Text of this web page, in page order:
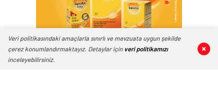
0 0
0 0
Veri politikasındaki amaçlarla sınırlı ve mevzuata uygun şekilde
çerez konumlandırmaktayız. Detaylar için veri politikamızı
inceleyebilirsiniz.